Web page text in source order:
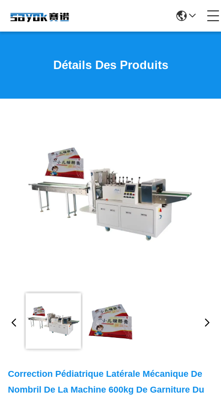
Détails Des Produits
Correction Pédiatrique Latérale Mécanique De
Nombril De La Machine 600kg De Garniture Du